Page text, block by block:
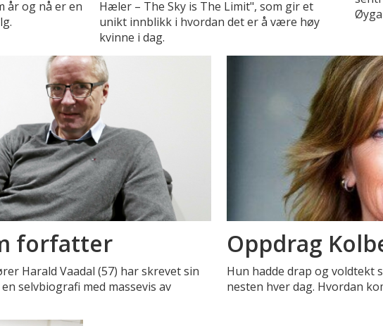
år og nå er en
Hæler – The Sky is The Limit", som gir et
unikt innblikk i hvordan det er å være høy
kvinne i dag.
forfatter
Harald Vaadal (57) har skrevet sin
selvbiografi med massevis av
Oppdrag
Hun hadde drap og voldtekt
nesten hver dag. Hvordan